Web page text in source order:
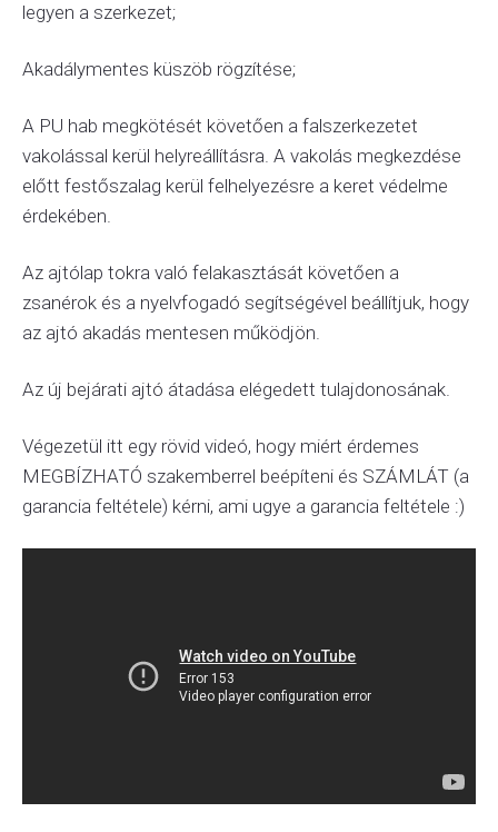
legyen a szerkezet;
Akadálymentes küszöb rögzítése;
A PU hab megkötését követően a falszerkezetet
vakolással kerül helyreállításra. A vakolás megkezdése
előtt festőszalag kerül felhelyezésre a keret védelme
érdekében.
Az ajtólap tokra való felakasztását követően a
zsanérok és a nyelvfogadó segítségével beállítjuk, hogy
az ajtó akadás mentesen működjön.
Az új bejárati ajtó átadása elégedett tulajdonosának.
Végezetül itt egy rövid videó, hogy miért érdemes
MEGBÍZHATÓ szakemberrel beépíteni és SZÁMLÁT (a
garancia feltétele) kérni, ami ugye a garancia feltétele :)